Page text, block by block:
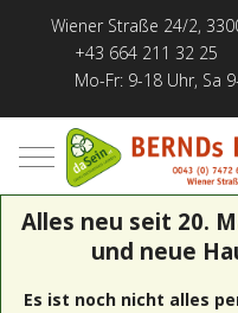
Wiener Straße 24/2,
+43 664 211 32 25
Mo-Fr: 9-18 Uhr, Sa
Mobile Menu Toggle
Alles neu seit 20.
und neue
Es ist noch nicht alles